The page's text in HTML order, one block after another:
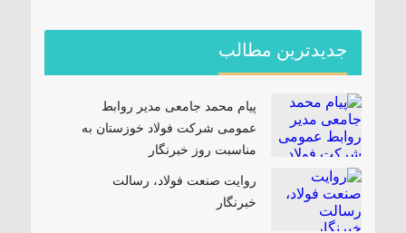
جدیدترین مطالب
پیام محمد جامعی مدیر روابط
عمومی شرکت فولاد خوزستان به
مناسبت روز خبرنگار
روایت صنعت فولاد،‌ رسالت
خبرنگار